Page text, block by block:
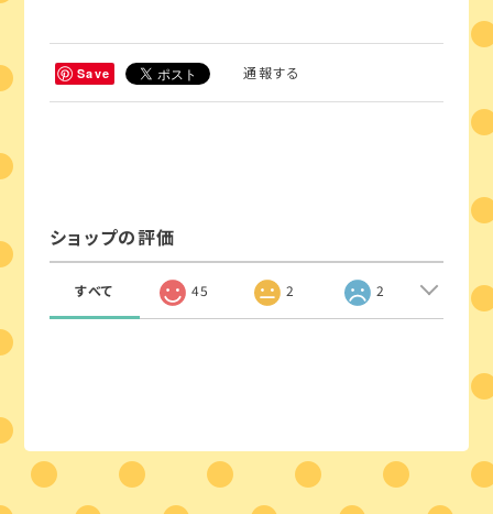
Save 通報する
ショップの評価
すべて 45 2 2